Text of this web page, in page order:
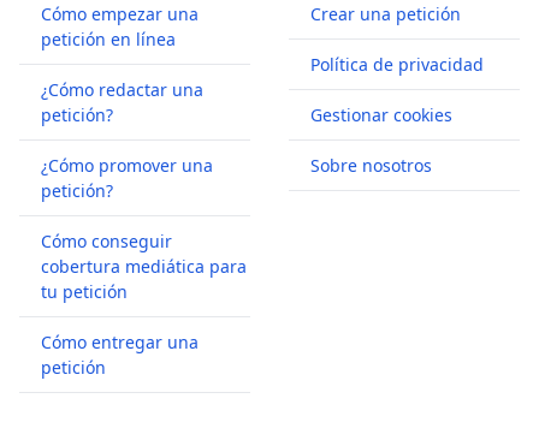
Cómo empezar una
petición en línea
¿Cómo redactar una
petición?
¿Cómo promover una
petición?
Cómo conseguir
cobertura mediática para
tu petición
Cómo entregar una
petición
Crear una petición
Política de privacidad
Gestionar cookies
Sobre nosotros